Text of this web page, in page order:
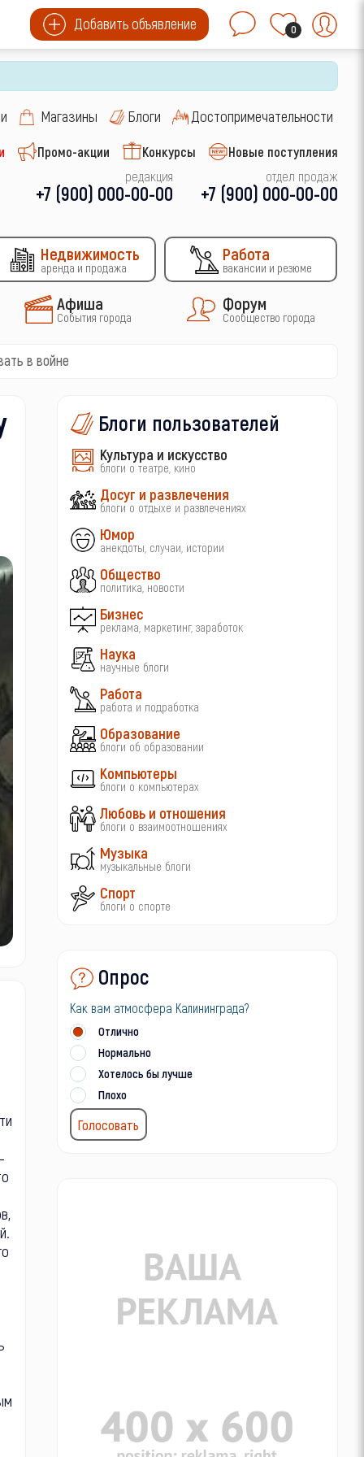
Добавить объявление 0
Магазины Блоги Достопримечательности
Промо-акции Конкурсы
Новые поступления
редакция
+7 (900) 000-00-00
отдел продаж
+7 (900) 000-00-00
Недвижимость
аренда и продажа
Работа
вакансии и резюме
Афиша
События города
Форум
Сообщество города
в войне
Блоги пользователей
Культура и искусство
блоги о театре, кино
Досуг и развлечения
блоги о отдыхе и развлечениях
Юмор
анекдоты, случаи, истории
Общество
политика, новости
Бизнес
реклама, маркетинг, заработок
Наука
научные блоги
Работа
работа и подработка
Образование
блоги об образовании
Компьютеры
блоги о компьютерах
Любовь и отношения
блоги о взаимоотношениях
Музыка
музыкальные блоги
Спорт
блоги о спорте
Опрос
Как вам атмосфера Калининграда?
Отлично
Нормально
Хотелось бы лучше
Плохо